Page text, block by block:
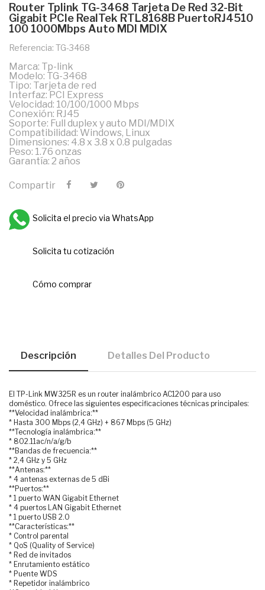
Router Tplink TG-3468 Tarjeta De Red 32-Bit
Gigabit PCIe RealTek RTL8168B PuertoRJ4510
100 1000Mbps Auto MDI MDIX
Referencia: TG-3468
Marca: Tp-link
Modelo: TG-3468
Tipo: Tarjeta de red
Interfaz: PCI Express
Velocidad: 10/100/1000 Mbps
Conexión: RJ45
Soporte: Full duplex y auto MDI/MDIX
Compatibilidad: Windows, Linux
Dimensiones: 4.8 x 3.8 x 0.8 pulgadas
Peso: 1.76 onzas
Garantía: 2 años
Compartir
Solicita el precio via WhatsApp
Solicita tu cotización
Cómo comprar
Descripción Detalles Del Producto
El TP-Link MW325R es un router inalámbrico AC1200 para uso
doméstico. Ofrece las siguientes especificaciones técnicas principales:
**Velocidad inalámbrica:**
* Hasta 300 Mbps (2,4 GHz) + 867 Mbps (5 GHz)
**Tecnología inalámbrica:**
* 802.11ac/n/a/g/b
**Bandas de frecuencia:**
* 2,4 GHz y 5 GHz
**Antenas:**
* 4 antenas externas de 5 dBi
**Puertos:**
* 1 puerto WAN Gigabit Ethernet
* 4 puertos LAN Gigabit Ethernet
* 1 puerto USB 2.0
**Características:**
* Control parental
* QoS (Quality of Service)
* Red de invitados
* Enrutamiento estático
* Puente WDS
* Repetidor inalámbrico